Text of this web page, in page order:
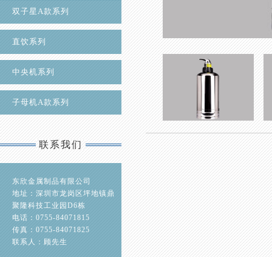
双子星A款系列
直饮系列
中央机系列
子母机A款系列
联系我们
东欣金属制品有限公司
地址：深圳市龙岗区坪地镇鼎
聚隆科技工业园D6栋
电话：0755-84071815
传真：0755-84071825
联系人：顾先生